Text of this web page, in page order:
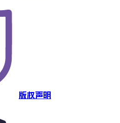
版权声明